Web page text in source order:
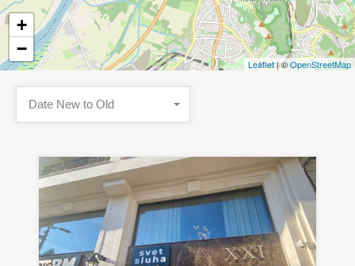
+
−
Leaflet| ©OpenStreetMap
Date New to Old